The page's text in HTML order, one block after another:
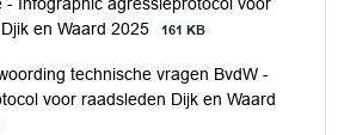
en Waard 2025
161 KB
technische vragen BvdW -
voor raadsleden Dijk en Waard